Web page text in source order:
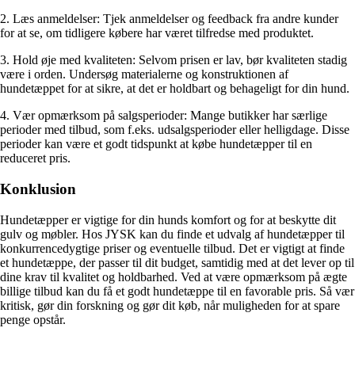
2. Læs anmeldelser: Tjek anmeldelser og feedback fra andre kunder
for at se, om tidligere købere har været tilfredse med produktet.
3. Hold øje med kvaliteten: Selvom prisen er lav, bør kvaliteten stadig
være i orden. Undersøg materialerne og konstruktionen af
hundetæppet for at sikre, at det er holdbart og behageligt for din hund.
4. Vær opmærksom på salgsperioder: Mange butikker har særlige
perioder med tilbud, som f.eks. udsalgsperioder eller helligdage. Disse
perioder kan være et godt tidspunkt at købe hundetæpper til en
reduceret pris.
Konklusion
Hundetæpper er vigtige for din hunds komfort og for at beskytte dit
gulv og møbler. Hos JYSK kan du finde et udvalg af hundetæpper til
konkurrencedygtige priser og eventuelle tilbud. Det er vigtigt at finde
et hundetæppe, der passer til dit budget, samtidig med at det lever op til
dine krav til kvalitet og holdbarhed. Ved at være opmærksom på ægte
billige tilbud kan du få et godt hundetæppe til en favorable pris. Så vær
kritisk, gør din forskning og gør dit køb, når muligheden for at spare
penge opstår.